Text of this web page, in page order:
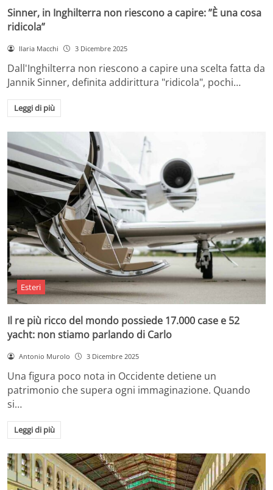
Sinner, in Inghilterra non riescono a capire: ”È una cosa
ridicola”
Ilaria Macchi 3 Dicembre 2025
Dall'Inghilterra non riescono a capire una scelta fatta da
Jannik Sinner, definita addirittura "ridicola", pochi…
Leggi di più
Esteri
Il re più ricco del mondo possiede 17.000 case e 52
yacht: non stiamo parlando di Carlo
Antonio Murolo 3 Dicembre 2025
Una figura poco nota in Occidente detiene un
patrimonio che supera ogni immaginazione. Quando
si…
Leggi di più